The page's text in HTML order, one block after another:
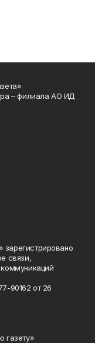
– филиала АО ИД
зарегистрировано
связи,
90162 от 26
газету»